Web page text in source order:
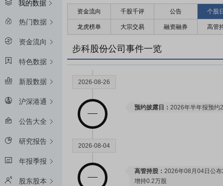
我的数据
热门数据
资金流向
特色数据
新股数据
沪深港通
公告大全
研究报告
年报季报
股东股本
资金流向 千股千评 公告 个股
龙虎榜单 大宗交易 融资融券 高管
步科股份公司事件一览
2026-08-26
预约披露日： 2026年半年报预约
2026-08-04
高管持股： 2026年08月04日公
增持0.2万股